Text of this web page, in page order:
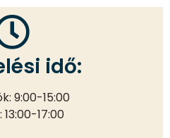
idő:
9:00-15:00
17:00